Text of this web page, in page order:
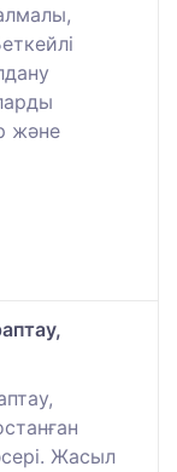
және
Жасыл